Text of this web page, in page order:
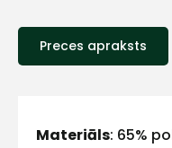
Preces apraksts
Materiāls: 65%
+